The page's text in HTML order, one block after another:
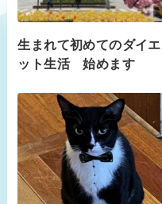
生まれて初めてのダイエ
ット生活 始めます